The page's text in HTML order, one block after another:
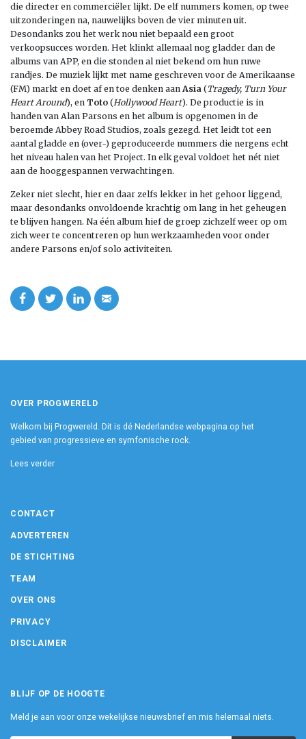
die directer en commerciëler lijkt. De elf nummers komen, op twee
uitzonderingen na, nauwelijks boven de vier minuten uit.
Desondanks zou het werk nou niet bepaald een groot
verkoopsucces worden. Het klinkt allemaal nog gladder dan de
albums van APP, en die stonden al niet bekend om hun ruwe
randjes. De muziek lijkt met name geschreven voor de Amerikaanse
(FM) markt en doet af en toe denken aan Asia (Tragedy, Turn Your
Heart Around), en Toto (Hollywood Heart). De productie is in
handen van Alan Parsons en het album is opgenomen in de
beroemde Abbey Road Studios, zoals gezegd. Het leidt tot een
aantal gladde en (over-) geproduceerde nummers die nergens echt
het niveau halen van het Project. In elk geval voldoet het nét niet
aan de hooggespannen verwachtingen.
Zeker niet slecht, hier en daar zelfs lekker in het gehoor liggend,
maar desondanks onvoldoende krachtig om lang in het geheugen
te blijven hangen. Na één album hief de groep zichzelf weer op om
zich weer te concentreren op hun werkzaamheden voor onder
andere Parsons en/of solo activiteiten.
OVER PROGWERELD
Welkom bij Progwereld. Dit is dé Nederlandse webpagina op het
gebied van progressieve en symfonische rock.
Lees verder
CONTACT
ADVERTEREN
DE STICHTING
TEAM
OVER ONS
PRIVACY
DISCLAIMER
BLIJF OP DE HOOGTE
Meld je aan voor onze wekelijkse nieuwsbrief en mis helemaal niets.